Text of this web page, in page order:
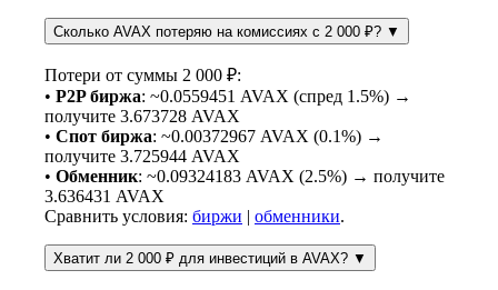
Сколько AVAX потеряю на комиссиях с 2 000 ₽? ▼
Потери от суммы 2 000 ₽:
• P2P биржа: ~0.0559451 AVAX (спред 1.5%) →
получите 3.673728 AVAX
• Спот биржа: ~0.00372967 AVAX (0.1%) →
получите 3.725944 AVAX
• Обменник: ~0.09324183 AVAX (2.5%) → получите
3.636431 AVAX
Сравнить условия: биржи | обменники.
Хватит ли 2 000 ₽ для инвестиций в AVAX? ▼